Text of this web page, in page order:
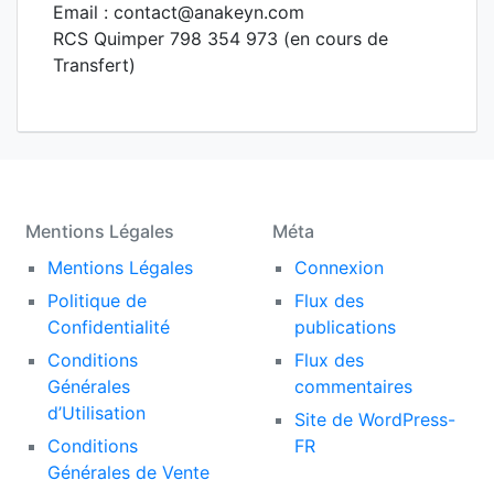
Email : contact@anakeyn.com
RCS Quimper 798 354 973 (en cours de
Transfert)
Mentions Légales
Mentions Légales
Politique de
Confidentialité
Conditions
Générales
d’Utilisation
Conditions
Générales de Vente
Méta
Connexion
Flux des
publications
Flux des
commentaires
Site de WordPress-
FR